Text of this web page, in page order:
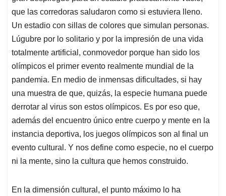
que las corredoras saludaron como si estuviera lleno.
Un estadio con sillas de colores que simulan personas.
Lúgubre por lo solitario y por la impresión de una vida
totalmente artificial, conmovedor porque han sido los
olímpicos el primer evento realmente mundial de la
pandemia. En medio de inmensas dificultades, si hay
una muestra de que, quizás, la especie humana puede
derrotar al virus son estos olímpicos. Es por eso que,
además del encuentro único entre cuerpo y mente en la
instancia deportiva, los juegos olímpicos son al final un
evento cultural. Y nos define como especie, no el cuerpo
ni la mente, sino la cultura que hemos construido.
En la dimensión cultural, el punto máximo lo ha